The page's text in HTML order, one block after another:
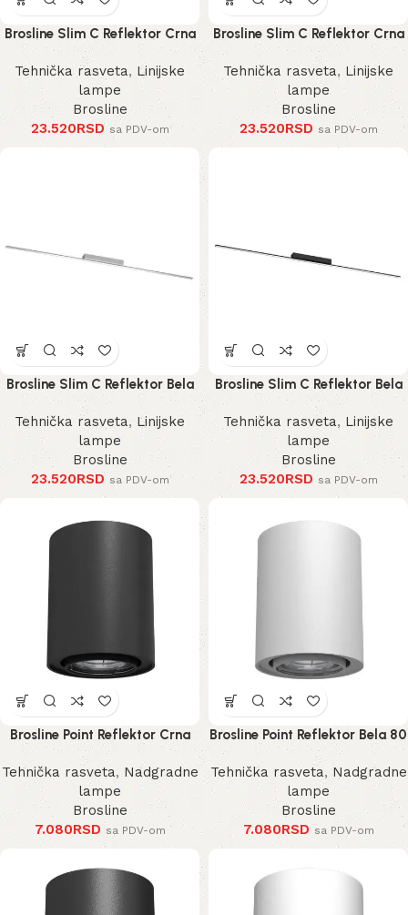
Brosline Slim C Reflektor Crna
3000K 1200 mm 40 mm 1291
mm
Tehnička rasveta, Linijske
lampe
Brosline
23.520RSD sa PDV-om
Brosline Slim C Reflektor Crna
3000K 1200 mm 40 mm 1289
mm
Tehnička rasveta, Linijske
lampe
Brosline
23.520RSD sa PDV-om
Brosline Slim C Reflektor Bela
4000K 1200 mm 40 mm 1292
mm
Tehnička rasveta,Linijske
lampe
Brosline
23.520RSD sa PDV-om
Brosline Slim C Reflektor Bela
4000K 1200 mm 40 mm 1290
mm
Tehnička rasveta, Linijske
lampe
Brosline
23.520RSD sa PDV-om
Brosline Point Reflektor Crna
80 mm 100 mm
Tehnička rasveta,Nadgradne
lampe
Brosline
7.080RSD sa PDV-om
Brosline Point Reflektor Bela 80
mm 100 mm
Tehnička rasveta, Nadgradne
lampe
Brosline
7.080RSD sa PDV-om